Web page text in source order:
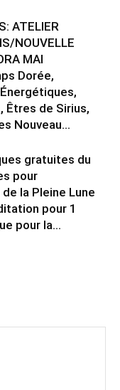
ATELIER
NOUVELLE
MAI
Dorée,
Êtres de Sirius,
Nouveau...
gratuites du
pour
la Pleine Lune
pour 1
pour la...